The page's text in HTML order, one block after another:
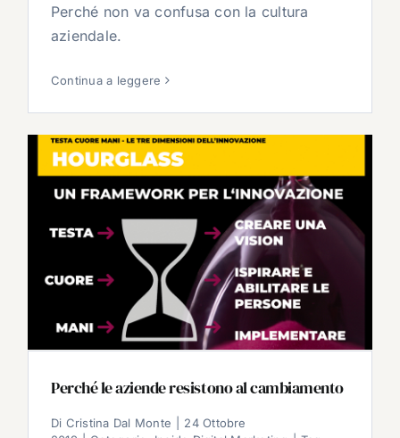
Perché non va confusa con la cultura
aziendale.
Continua a leggere
Perché le aziende resistono al cambiamento
Di Cristina Dal Monte
24 Ottobre